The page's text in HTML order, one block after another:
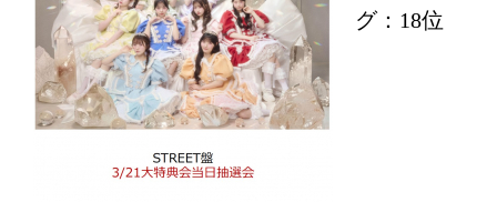
グ：18位